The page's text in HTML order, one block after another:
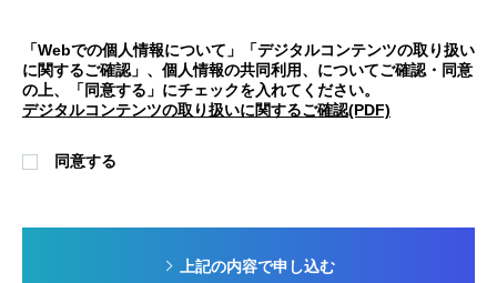
「Webでの個人情報について」「デジタルコンテンツの取り扱い
に関するご確認」、個人情報の共同利用、についてご確認・同意
の上、「同意する」にチェックを入れてください。
デジタルコンテンツの取り扱いに関するご確認(PDF)
同意する
上記の内容で申し込む